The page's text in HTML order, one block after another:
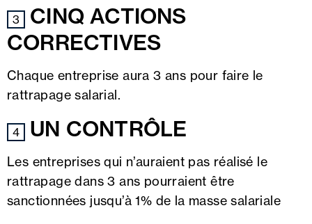
3
CINQ ACTIONS
CORRECTIVES
Chaque entreprise aura 3 ans pour faire le
rattrapage salarial.
4 UN CONTRÔLE
Les entreprises qui n’auraient pas réalisé le
rattrapage dans 3 ans pourraient être
sanctionnées jusqu’à 1% de la masse salariale